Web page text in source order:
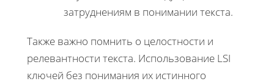
затруднениям в понимании текста.
Также важно помнить о целостности и
релевантности текста. Использование LSI
ключей без понимания их истинного